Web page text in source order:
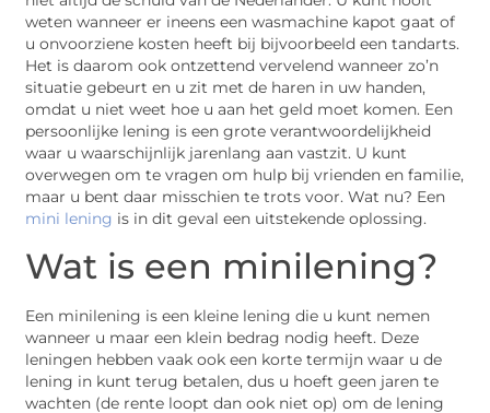
weten wanneer er ineens een wasmachine kapot gaat of
u onvoorziene kosten heeft bij bijvoorbeeld een tandarts.
Het is daarom ook ontzettend vervelend wanneer zo’n
situatie gebeurt en u zit met de haren in uw handen,
omdat u niet weet hoe u aan het geld moet komen. Een
persoonlijke lening is een grote verantwoordelijkheid
waar u waarschijnlijk jarenlang aan vastzit. U kunt
overwegen om te vragen om hulp bij vrienden en familie,
maar u bent daar misschien te trots voor. Wat nu? Een
mini lening is in dit geval een uitstekende oplossing.
Wat is een minilening?
Een minilening is een kleine lening die u kunt nemen
wanneer u maar een klein bedrag nodig heeft. Deze
leningen hebben vaak ook een korte termijn waar u de
lening in kunt terug betalen, dus u hoeft geen jaren te
wachten (de rente loopt dan ook niet op) om de lening